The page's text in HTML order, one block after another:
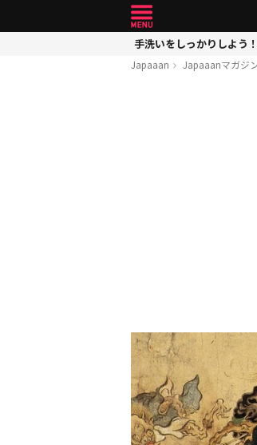
手洗いをしっかりしよう
Japaaan Japaaanマガジ